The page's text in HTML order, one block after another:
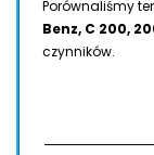
Porównaliśmy
Benz, C 200,
czynników.